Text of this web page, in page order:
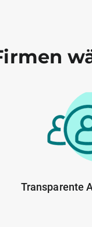
Transparente